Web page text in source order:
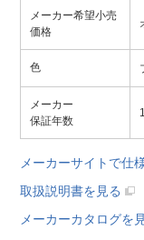
メーカー希望小売
価格
色
メーカー
保証年数
メーカーサイトで仕
取扱説明書を見る
メーカーカタログを